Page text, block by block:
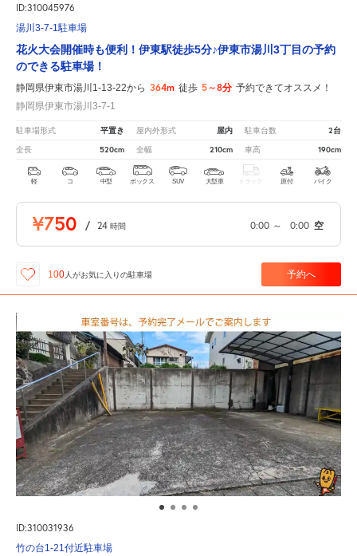
ID:310045976
湯川3-7-1駐車場
花火大会開催時も便利！伊東駅徒歩5分♪伊東市湯川3丁目の予約
のできる駐車場！
静岡県伊東市湯川1-13-22から 364m 徒歩 5～8分 予約できてオススメ！
静岡県伊東市湯川3-7-1
駐車場形式 平置き 屋内外形式 屋内 駐車台数 2台
全長 520cm 全幅 210cm 車高 190cm
軽 コ 中型 ボックス SUV 大型車 トラック 原付 バイク
¥750 / 24 時間 0:00 ～ 0:00 空
100 人がお気に入りの駐車場 予約へ
ID:310031936
竹の台1-21付近駐車場